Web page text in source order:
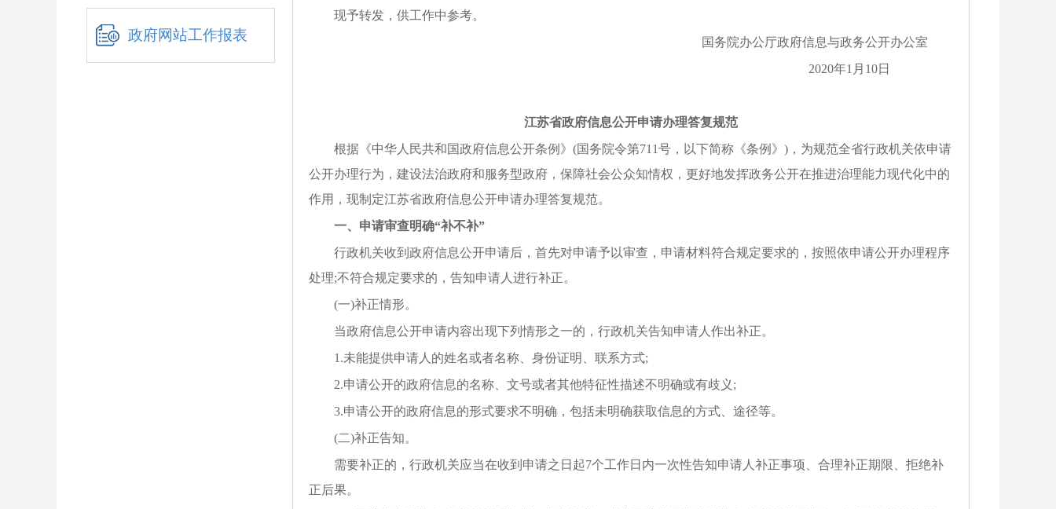
政府网站工作报表
现予转发，供工作中参考。
国务院办公厅政府信息与政务公开办公室
2020年1月10日
江苏省政府信息公开申请办理答复规范
根据《中华人民共和国政府信息公开条例》(国务院令第711号，以下简称《条例》)，为规范全省行政机关依申请
公开办理行为，建设法治政府和服务型政府，保障社会公众知情权，更好地发挥政务公开在推进治理能力现代化中的
作用，现制定江苏省政府信息公开申请办理答复规范。
一、申请审查明确“补不补”
行政机关收到政府信息公开申请后，首先对申请予以审查，申请材料符合规定要求的，按照依申请公开办理程序
处理;不符合规定要求的，告知申请人进行补正。
(一)补正情形。
当政府信息公开申请内容出现下列情形之一的，行政机关告知申请人作出补正。
1.未能提供申请人的姓名或者名称、身份证明、联系方式;
2.申请公开的政府信息的名称、文号或者其他特征性描述不明确或有歧义;
3.申请公开的政府信息的形式要求不明确，包括未明确获取信息的方式、途径等。
(二)补正告知。
需要补正的，行政机关应当在收到申请之日起7个工作日内一次性告知申请人补正事项、合理补正期限、拒绝补
正后果。